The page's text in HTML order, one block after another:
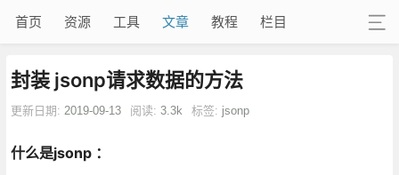
首页 资源 工具 文章 教程 栏目
封装 jsonp请求数据的方法
更新日期: 2019-09-13 阅读: 3.3k 标签: jsonp
什么是jsonp ：